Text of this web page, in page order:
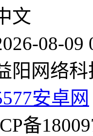
文
08-09
阳网络
安卓网
备